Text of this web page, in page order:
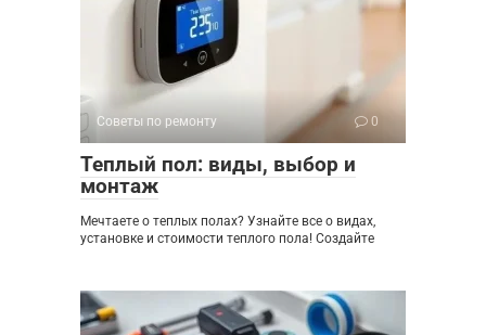
Советы по ремонту 0
Теплый пол: виды, выбор и
монтаж
Мечтаете о теплых полах? Узнайте все о видах,
установке и стоимости теплого пола! Создайте